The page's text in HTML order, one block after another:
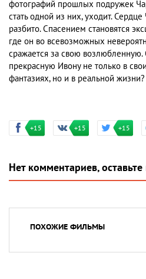
фотографий прошлых подружек
стать одной из них, уходит.
разбито. Спасением становятся
где он во всевозможных
сражается за свою
прекрасную Ивону не только в
фантазиях, но и в реальной жизни?
+15 +15 +15
Нет комментариев,
ПОХОЖИЕ ФИЛЬМЫ